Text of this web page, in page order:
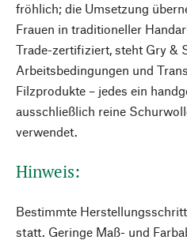
fröhlich; die Umsetzung
Frauen in traditioneller
Trade-zertifiziert, steht Gry &
Arbeitsbedingungen und
Filzprodukte – jedes ein
ausschließlich reine
verwendet.
Hinweis:
Bestimmte
statt. Geringe Maß- und